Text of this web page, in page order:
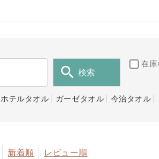
検索
在庫
ホテルタオル ガーゼタオル 今治タオル
新着順 レビュー順